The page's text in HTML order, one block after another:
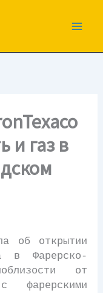
и газ в
об открытии
в Фарерско-
от
фарерскими